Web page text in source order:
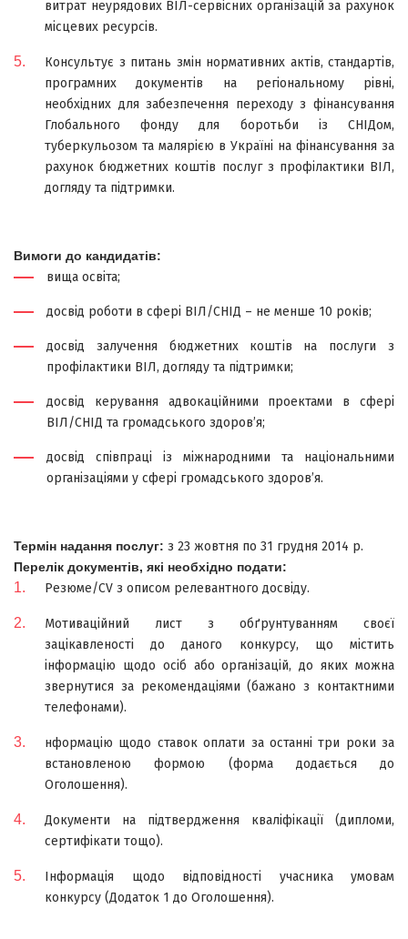
витрат неурядових ВІЛ-сервісних організацій за рахунок
місцевих ресурсів.
Консультує з питань змін нормативних актів, стандартів,
програмних документів на регіональному рівні,
необхідних для забезпечення переходу з фінансування
Глобального фонду для боротьби із СНІДом,
туберкульозом та малярією в Україні на фінансування за
рахунок бюджетних коштів послуг з профілактики ВІЛ,
догляду та підтримки.
Вимоги до кандидатів:
вища освіта;
досвід роботи в сфері ВІЛ/СНІД – не менше 10 років;
досвід залучення бюджетних коштів на послуги з
профілактики ВІЛ, догляду та підтримки;
досвід керування адвокаційними проектами в сфері
ВІЛ/СНІД та громадського здоров’я;
досвід співпраці із міжнародними та національними
організаціями у сфері громадського здоров’я.
Термін надання послуг: з 23 жовтня по 31 грудня 2014 р.
Перелік документів, які необхідно подати:
Резюме/CV з описом релевантного досвіду.
Мотиваційний лист з обґрунтуванням своєї
зацікавленості до даного конкурсу, що містить
інформацію щодо осіб або організацій, до яких можна
звернутися за рекомендаціями (бажано з контактними
телефонами).
нформацію щодо ставок оплати за останні три роки за
встановленою формою (форма додається до
Оголошення).
Документи на підтвердження кваліфікації (дипломи,
сертифікати тощо).
Інформація щодо відповідності учасника умовам
конкурсу (Додаток 1 до Оголошення).